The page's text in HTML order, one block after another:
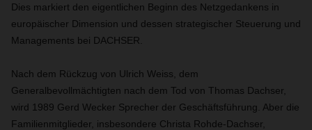
Dies markiert den eigentlichen Beginn des Netzgedankens in
europäischer Dimension und dessen strategischer Steuerung und
Managements bei DACHSER.
Nach dem Rückzug von Ulrich Weiss, dem
Generalbevollmächtigten nach dem Tod von Thomas Dachser,
wird 1989 Gerd Wecker Sprecher der Geschäftsführung. Aber die
Familienmitglieder, insbesondere Christa Rohde-Dachser,